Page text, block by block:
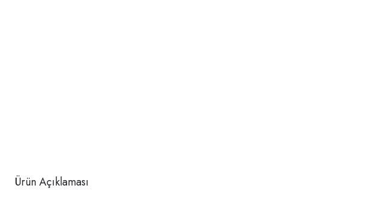
Ürün Açıklaması